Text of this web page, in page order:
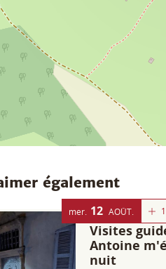
également
mer. 12 AOÛT
Visites
Antoine
nuit